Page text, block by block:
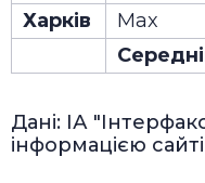
Харків
Max
Дані: ІА
інформацією